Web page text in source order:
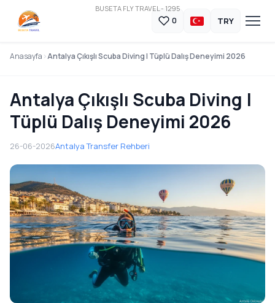
BUSETA FLY TRAVEL - 1295
0 TRY
Anasayfa Antalya Çıkışlı Scuba Diving | Tüplü Dalış Deneyimi 2026
Antalya Çıkışlı Scuba Diving |
Tüplü Dalış Deneyimi 2026
26-06-2026Antalya Transfer Rehberi